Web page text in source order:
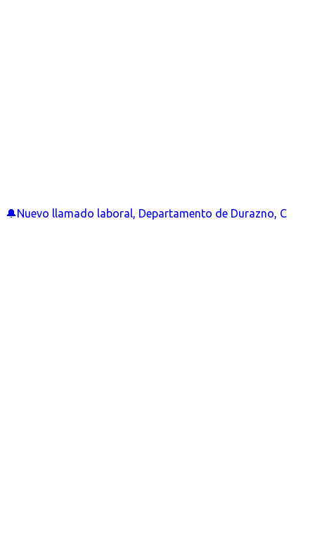
🔔Nuevo llamado laboral, Departamento de Durazno, C